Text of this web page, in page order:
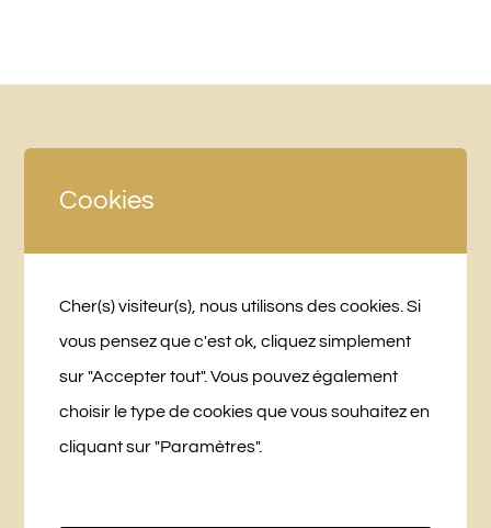
LA BRIDANIÈRE
Cookies
Cher(s) visiteur(s), nous utilisons des cookies. Si
vous pensez que c'est ok, cliquez simplement
sur "Accepter tout". Vous pouvez également
choisir le type de cookies que vous souhaitez en
cliquant sur "Paramètres".